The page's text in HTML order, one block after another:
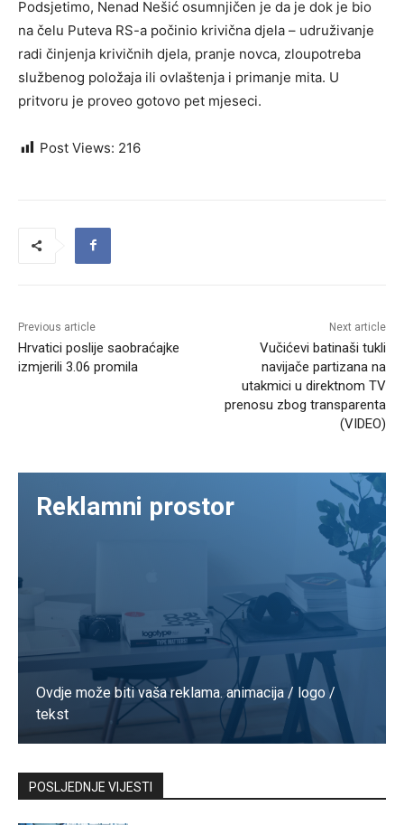
Podsjetimo, Nenad Nešić osumnjičen je da je dok je bio
na čelu Puteva RS-a počinio krivična djela – udruživanje
radi činjenja krivičnih djela, pranje novca, zloupotreba
službenog položaja ili ovlaštenja i primanje mita. U
pritvoru je proveo gotovo pet mjeseci.
Post Views: 216
Previous article
Hrvatici poslije saobraćajke
izmjerili 3.06 promila
Next article
Vučićevi batinaši tukli
navijače partizana na
utakmici u direktnom TV
prenosu zbog transparenta
(VIDEO)
Reklamni prostor
Ovdje može biti vaša reklama. animacija / logo /
tekst
Kontaktirajte nas
POSLJEDNJE VIJESTI